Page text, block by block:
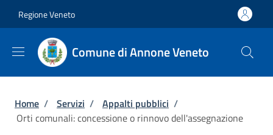
Regione Veneto
Comune di Annone Veneto
Briciole di pane
Home / Servizi / Appalti pubblici /
Orti comunali: concessione o rinnovo dell'assegnazione